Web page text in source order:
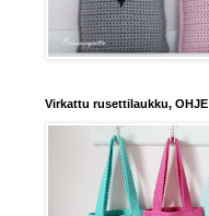
Virkattu rusettilaukku, OHJE